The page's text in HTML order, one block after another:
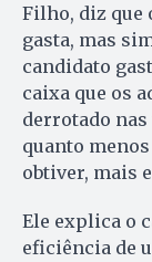
Filho, diz que
gasta, mas
candidato
caixa que os
derrotado
quanto
obtiver, mais
Ele explica o
eficiência de